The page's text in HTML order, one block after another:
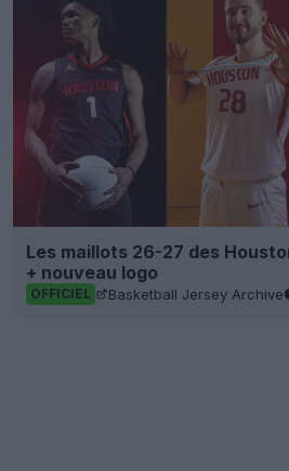
Les maillots 26-27 des
+ nouveau logo
OFFICIEL Basketball Jersey Archive